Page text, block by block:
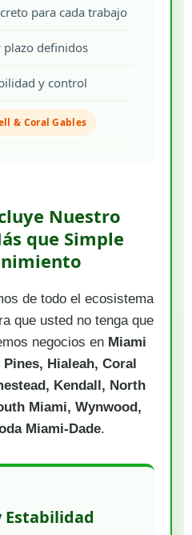
para cada trabajo
plazo definidos
y control
& Coral Gables
Nuestro
que Simple
de todo el ecosistema
que usted no tenga que
negocios en Miami
Hialeah, Coral
Kendall, North
Miami, Wynwood,
Miami-Dade.
Estabilidad